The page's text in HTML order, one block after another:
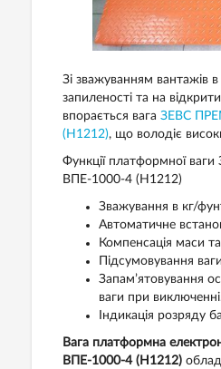
Зі зважуванням вантажів
запиленості та на
впорається вага ЗЕВС
(H1212), що володіє
Функції платформної
ВПЕ-1000-4 (H1212)
Зважування в кг/
Автоматичне
Компенсація маси
Підсумовування
Запам’ятовування
ваги при
Індикація розряду
Вага платформна
ВПЕ-1000-4 (H1212)